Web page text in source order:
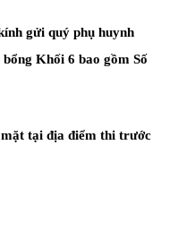
gửi quý phụ huynh
Khối 6 bao gồm Số
tại địa điểm thi trước